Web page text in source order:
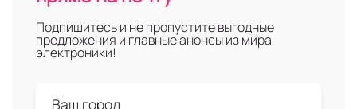
Подпишитесь и не пропустите выгодные
предложения и главные анонсы из мира
электроники!